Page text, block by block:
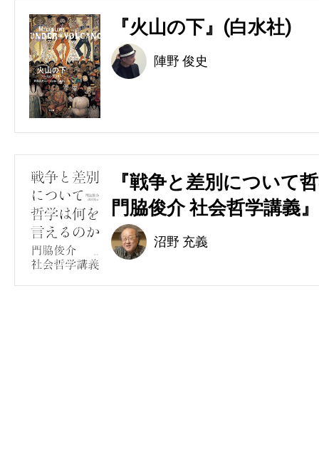
『火山の下』(白水社)
陣野 俊史
『戦争と差別について
門脇俊介 社会哲学講義
沼野 充義